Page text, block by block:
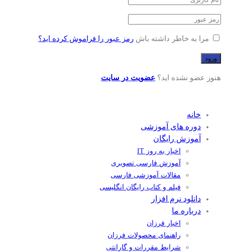
مرا به خاطر داشته باش رمز عبور را فراموش کرده اید؟
هنوز عضو نشده اید؟ عضویت در سایت
خانه
دوره های آموزشی
آموزش رایگان
اخبار به روز IT
آموزش فارسی تصویری
مقالات آموزشی فارسی
فیلم و کتاب رایگان انگلیسی
دانلود نرم افزار
درباره ما
اخبار فرزان
راهنمای محصولات فرزان
شرایط مقررات و گارانتی